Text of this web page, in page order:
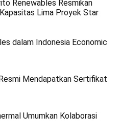
Renewables Resmikan
Proyek Star
dalam Indonesia Economic
Mendapatkan Sertifikat
Umumkan Kolaborasi